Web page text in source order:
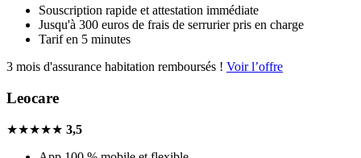
Souscription rapide et attestation immédiate
Jusqu'à 300 euros de frais de serrurier pris en charge
Tarif en 5 minutes
3 mois d'assurance habitation remboursés ! Voir l’offre
Leocare
★★★★★ 3,5